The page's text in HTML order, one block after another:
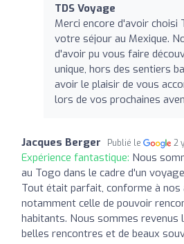
TDS Voyage
Merci encore d'avoir choisi
votre séjour au Mexique.
d'avoir pu vous faire
unique, hors des sentiers
avoir le plaisir de vous
lors de vos prochaines
Jacques Berger Publié le 2
Expérience fantastique: Nous
au Togo dans le cadre d'un
Tout était parfait, conforme à
notamment celle de pouvoir
habitants. Nous sommes revenus
belles rencontres et de beaux